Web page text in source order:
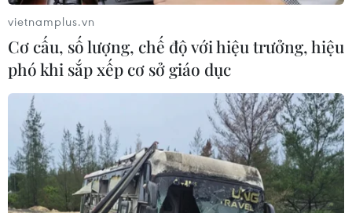
vietnamplus.vn
Cơ cấu, số lượng, chế độ với hiệu trưởng, hiệu
phó khi sắp xếp cơ sở giáo dục